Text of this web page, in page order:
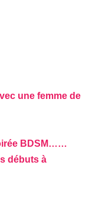
une femme de
BDSM……
débuts à